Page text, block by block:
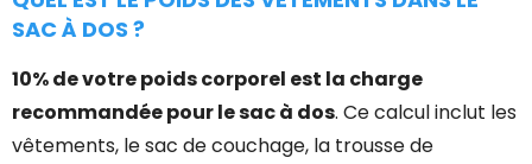
SAC À DOS ?
10% de votre poids corporel est la charge
recommandée pour le sac à dos. Ce calcul inclut les
vêtements, le sac de couchage, la trousse de